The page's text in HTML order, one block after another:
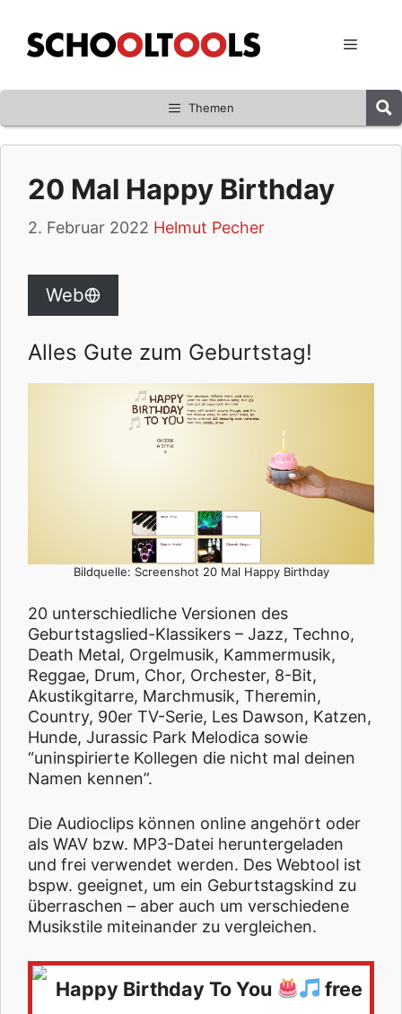
Inhalt
springen
Menü
Themen
20 Mal Happy Birthday
2. Februar 2022 Helmut Pecher
Web
Alles Gute zum Geburtstag!
Bildquelle: Screenshot 20 Mal Happy Birthday
20 unterschiedliche Versionen des
Geburtstagslied-Klassikers – Jazz, Techno,
Death Metal, Orgelmusik, Kammermusik,
Reggae, Drum, Chor, Orchester, 8-Bit,
Akustikgitarre, Marchmusik, Theremin,
Country, 90er TV-Serie, Les Dawson, Katzen,
Hunde, Jurassic Park Melodica sowie
“uninspirierte Kollegen die nicht mal deinen
Namen kennen”.
Die Audioclips können online angehört oder
als WAV bzw. MP3-Datei heruntergeladen
und frei verwendet werden. Des Webtool ist
bspw. geeignet, um ein Geburtstagskind zu
überraschen – aber auch um verschiedene
Musikstile miteinander zu vergleichen.
Happy Birthday To You
free